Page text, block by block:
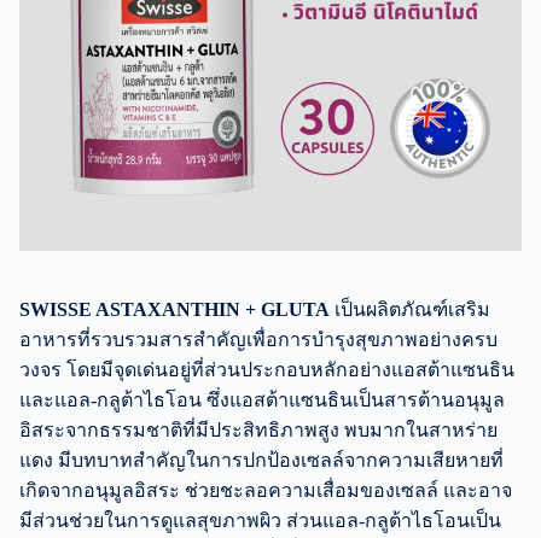
SWISSE ASTAXANTHIN + GLUTA เป็นผลิตภัณฑ์เสริม
อาหารที่รวบรวมสารสำคัญเพื่อการบำรุงสุขภาพอย่างครบ
วงจร โดยมีจุดเด่นอยู่ที่ส่วนประกอบหลักอย่างแอสต้าแซนธิน
และแอล-กลูต้าไธโอน ซึ่งแอสต้าแซนธินเป็นสารต้านอนุมูล
อิสระจากธรรมชาติที่มีประสิทธิภาพสูง พบมากในสาหร่าย
แดง มีบทบาทสำคัญในการปกป้องเซลล์จากความเสียหายที่
เกิดจากอนุมูลอิสระ ช่วยชะลอความเสื่อมของเซลล์ และอาจ
มีส่วนช่วยในการดูแลสุขภาพผิว ส่วนแอล-กลูต้าไธโอนเป็น